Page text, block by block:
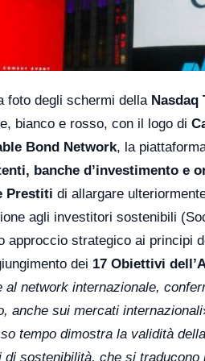
foto degli schermi della Nasdaq
bianco e rosso, con il logo di
Bond Network, la
banche d’investimento e
Prestiti di allargare
agli investitori sostenibili
approccio strategico ai principi
dei 17 Obiettivi
al network internazionale,
anche sui mercati internazionali
tempo dimostra la validità
di sostenibilità, che si